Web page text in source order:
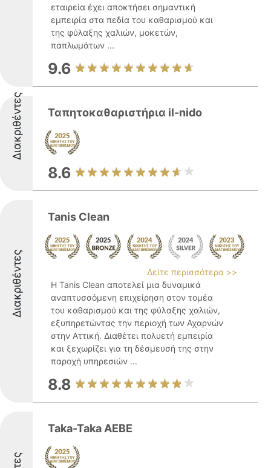
εταιρεία έχει αποκτήσει σημαντική
εμπειρία στα πεδία του καθαρισμού και
της φύλαξης χαλιών, μοκετών,
παπλωμάτων ...
9.6
Διακριθέντες Ταπητοκαθαριστήρια il-nido
8.6
Διακριθέντες
Tanis Clean
Δείτε περισσότερα >>
Η Tanis Clean αποτελεί μια δυναμικά
αναπτυσσόμενη επιχείρηση στον τομέα
του καθαρισμού και της φύλαξης χαλιών,
εξυπηρετώντας την περιοχή των Αχαρνών
στην Αττική. Διαθέτει πολυετή εμπειρία
και ξεχωρίζει για τη δέσμευσή της στην
παροχή υπηρεσιών ...
8.8
Taka-Taka AEBE